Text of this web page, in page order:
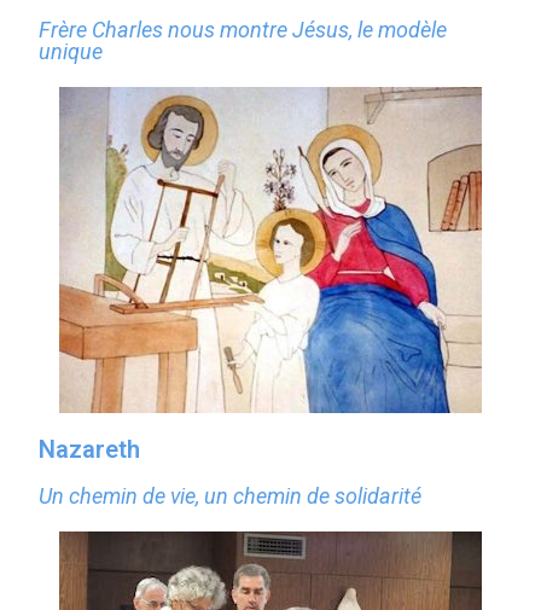
Frère Charles nous montre Jésus, le modèle
unique
Nazareth
Un chemin de vie, un chemin de solidarité